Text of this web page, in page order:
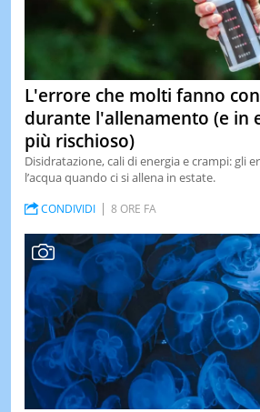
L'errore che molti fanno
durante l'allenamento (e in
più rischioso)
Disidratazione, cali di energia e crampi: gli
l’acqua quando ci si allena in estate.
CONDIVIDI 8 ORE FA